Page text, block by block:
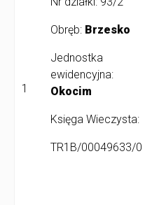
1
Obręb: Brzesko
Jednostka
ewidencyjna:
Okocim
Księga Wieczysta:
TR1B/00049633/0